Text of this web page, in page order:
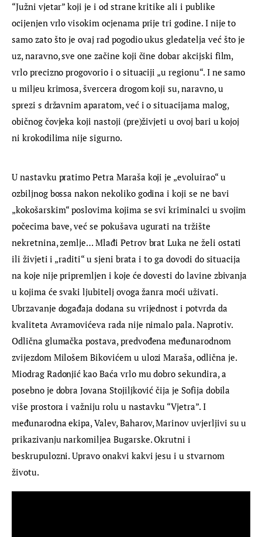
“Južni vjetar” koji je i od strane kritike ali i publike
ocijenjen vrlo visokim ocjenama prije tri godine. I nije to
samo zato što je ovaj rad pogodio ukus gledatelja već što je
uz, naravno, sve one začine koji čine dobar akcijski film,
vrlo precizno progovorio i o situaciji „u regionu“. I ne samo
u miljeu krimosa, švercera drogom koji su, naravno, u
sprezi s državnim aparatom, već i o situacijama malog,
običnog čovjeka koji nastoji (pre)živjeti u ovoj bari u kojoj
ni krokodilima nije sigurno.
U nastavku pratimo Petra Maraša koji je „evoluirao“ u
ozbiljnog bossa nakon nekoliko godina i koji se ne bavi
„kokošarskim“ poslovima kojima se svi kriminalci u svojim
počecima bave, već se pokušava ugurati na tržište
nekretnina, zemlje… Mlađi Petrov brat Luka ne želi ostati
ili živjeti i „raditi“ u sjeni brata i to ga dovodi do situacija
na koje nije pripremljen i koje će dovesti do lavine zbivanja
u kojima će svaki ljubitelj ovoga žanra moći uživati.
Ubrzavanje događaja dodana su vrijednost i potvrda da
kvaliteta Avramovićeva rada nije nimalo pala. Naprotiv.
Odlična glumačka postava, predvođena međunarodnom
zvijezdom Milošem Bikovićem u ulozi Maraša, odlična je.
Miodrag Radonjić kao Baća vrlo mu dobro sekundira, a
posebno je dobra Jovana Stojiljković čija je Sofija dobila
više prostora i važniju rolu u nastavku “Vjetra”. I
međunarodna ekipa, Valev, Baharov, Marinov uvjerljivi su u
prikazivanju narkomiljea Bugarske. Okrutni i
beskrupulozni. Upravo onakvi kakvi jesu i u stvarnom
životu.